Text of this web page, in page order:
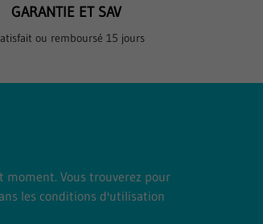
GARANTIE ET SAV
ou remboursé 15 jours
moment. Vous trouverez pour
les conditions d'utilisation